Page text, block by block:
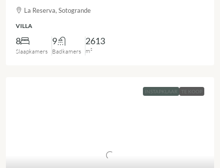
La Reserva, Sotogrande
VILLA
8
Slaapkamers
9
Badkamers
2613
m²
INSTAPKLAAR TE KOOP